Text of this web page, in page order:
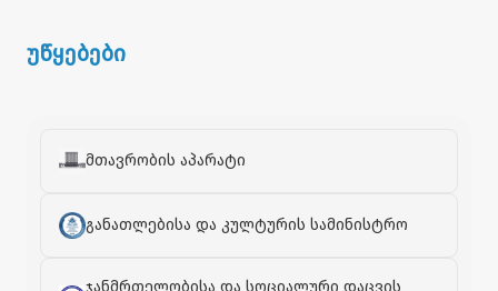
უწყებები
მთავრობის აპარატი
განათლებისა და კულტურის სამინისტრო
ჯანმრთელობისა და სოციალური დაცვის